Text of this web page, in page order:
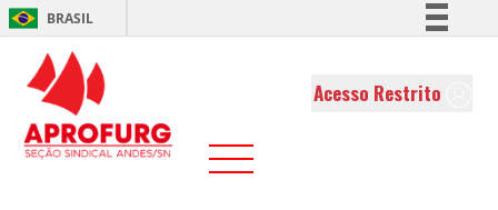
BRASIL
Comunica BR
Acesso Restrito